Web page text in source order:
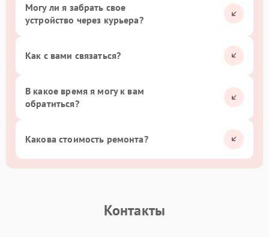
Могу ли я забрать свое
устройство через курьера?
Как с вами связаться?
В какое время я могу к вам
обратиться?
Какова стоимость ремонта?
Контакты